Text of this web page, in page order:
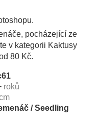
pocházející ze
v kategorii Kaktusy
80 Kč.
roků
/ Seedling